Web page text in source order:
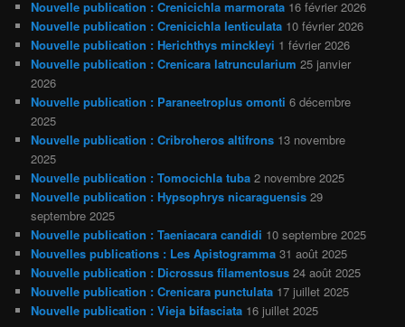
Nouvelle publication : Crenicichla marmorata 16 février 2026
Nouvelle publication : Crenicichla lenticulata 10 février 2026
Nouvelle publication : Herichthys minckleyi 1 février 2026
Nouvelle publication : Crenicara latruncularium 25 janvier
2026
Nouvelle publication : Paraneetroplus omonti 6 décembre
2025
Nouvelle publication : Cribroheros altifrons 13 novembre
2025
Nouvelle publication : Tomocichla tuba 2 novembre 2025
Nouvelle publication : Hypsophrys nicaraguensis 29
septembre 2025
Nouvelle publication : Taeniacara candidi 10 septembre 2025
Nouvelles publications : Les Apistogramma 31 août 2025
Nouvelle publication : Dicrossus filamentosus 24 août 2025
Nouvelle publication : Crenicara punctulata 17 juillet 2025
Nouvelle publication : Vieja bifasciata 16 juillet 2025